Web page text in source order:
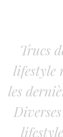
Trucs
lifestyle
les